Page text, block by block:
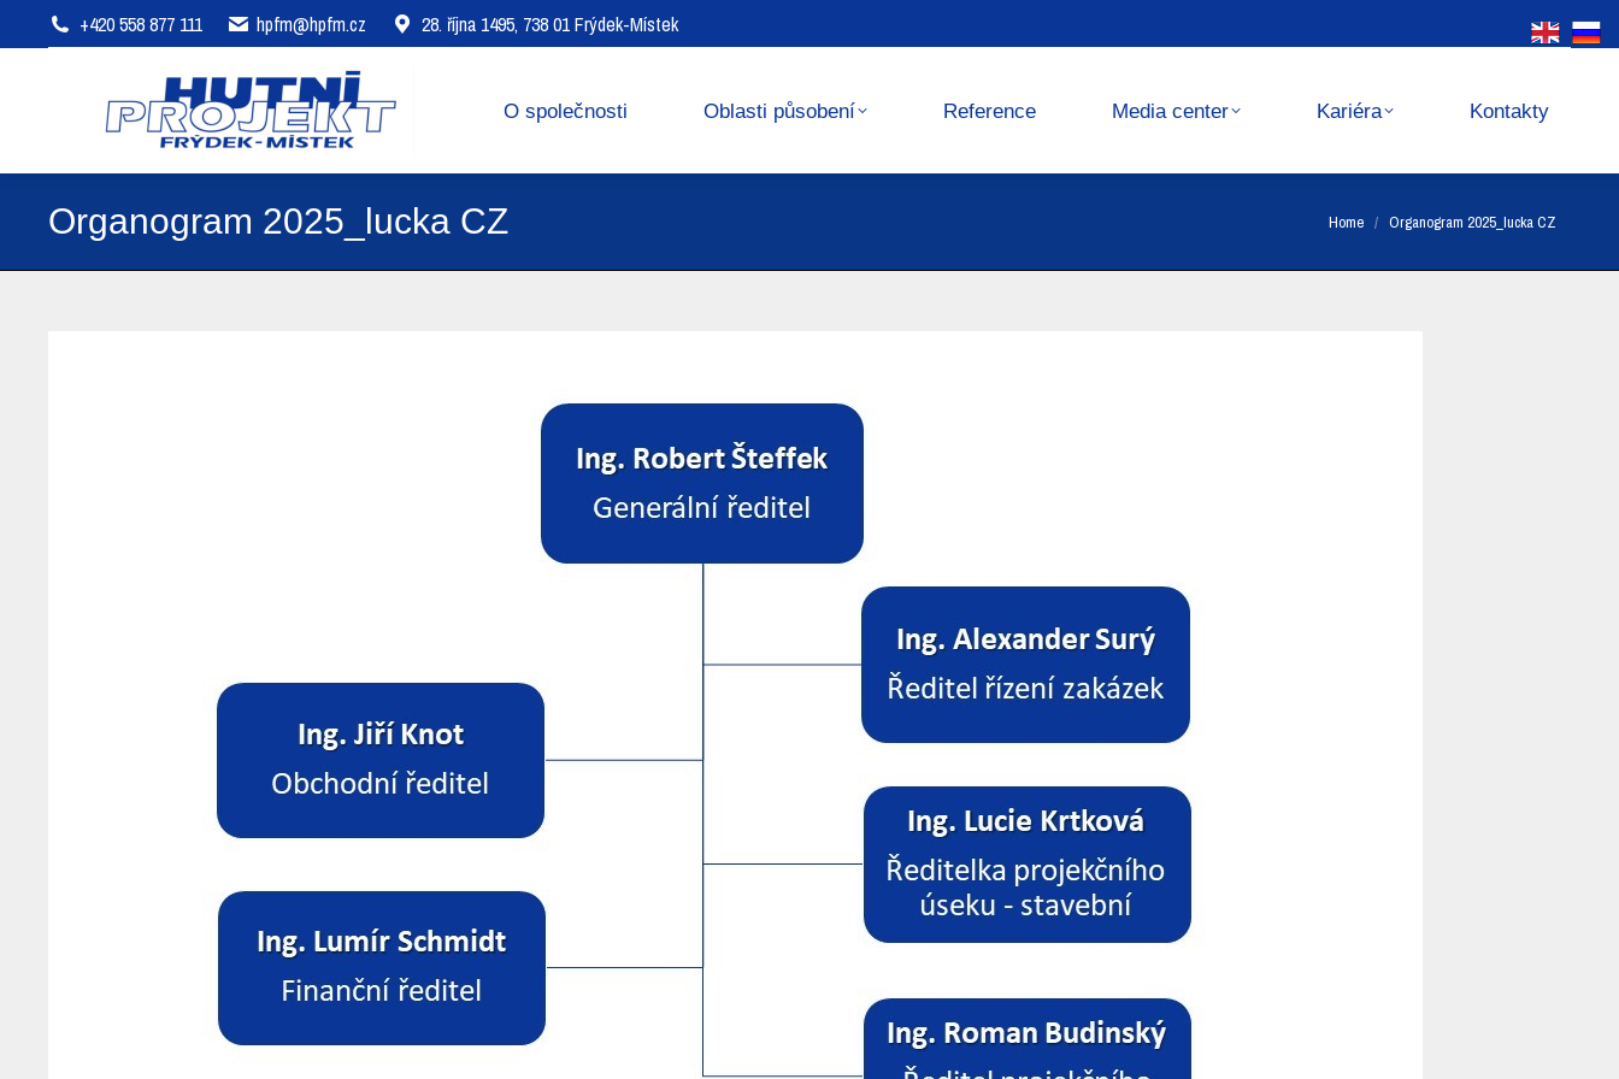
+420 558 877 111 hpfm@hpfm.cz 28. října 1495, 738 01 Frýdek-Místek
O společnosti Oblasti působení Reference Media center Kariéra Kontakty
Organogram 2025_lucka CZ You are here:
Home Organogram 2025_lucka CZ
O společnosti Oblasti působení